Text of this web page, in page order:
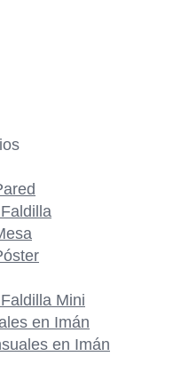
Mini
en Imán
en Imán